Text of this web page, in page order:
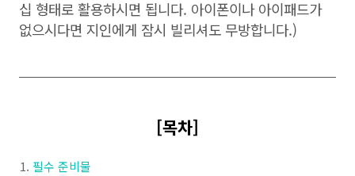
십 형태로 활용하시면 됩니다. 아이폰이나 아이패드가
없으시다면 지인에게 잠시 빌리셔도 무방합니다.)
[목차]
필수 준비물